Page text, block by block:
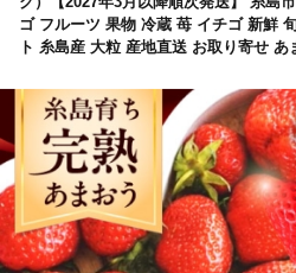
ゴ フルーツ 果物 冷蔵 苺 イチゴ 新鮮
ト 糸島産 大粒 産地直送 お取り寄せ あ